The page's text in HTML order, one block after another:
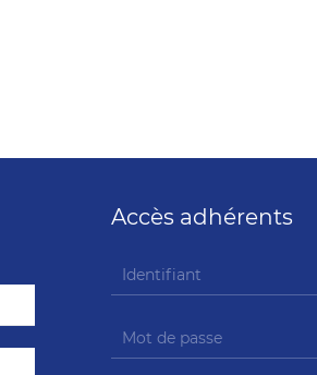
Accès adhérents